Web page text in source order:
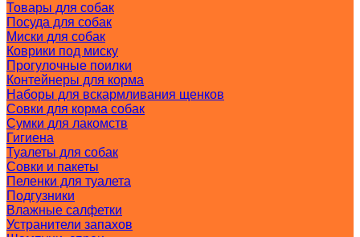
Товары для собак
Посуда для собак
Миски для собак
Коврики под миску
Прогулочные поилки
Контейнеры для корма
Наборы для вскармливания щенков
Совки для корма собак
Сумки для лакомств
Гигиена
Туалеты для собак
Совки и пакеты
Пеленки для туалета
Подгузники
Влажные салфетки
Устранители запахов